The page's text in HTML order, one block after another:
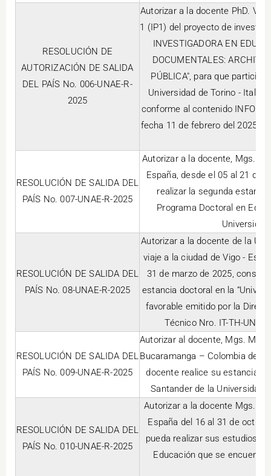
RESOLUCIÓN DE
AUTORIZACIÓN DE SALIDA
DEL PAÍS No. 006-UNAE-R-
2025
Autorizar a la docente PhD.
1 (IP1) del proyecto de
INVESTIGADORA EN
DOCUMENTALES:
PÚBLICA", para que
Universidad de Torino - Italia,
conforme al contenido
fecha 11 de febrero del 2025,
RESOLUCIÓN DE SALIDA DEL
PAÍS No. 007-UNAE-R-2025
Autorizar a la docente, Mgs.
España, desde el 05 al 21 de
realizar la segunda
Programa Doctoral en
RESOLUCIÓN DE SALIDA DEL
PAÍS No. 08-UNAE-R-2025
Autorizar a la docente de la
viaje a la ciudad de Vigo -
31 de marzo de 2025,
estancia doctoral en la
favorable emitido por la
Técnico Nro. IT-TH-
RESOLUCIÓN DE SALIDA DEL
PAÍS No. 009-UNAE-R-2025
Autorizar al docente, Mgs.
Bucaramanga – Colombia
docente realice su estancia
Santander de la Universidad
RESOLUCIÓN DE SALIDA DEL
PAÍS No. 010-UNAE-R-2025
Autorizar a la docente Mgs.
España del 16 al 31 de
pueda realizar sus estudios
Educación que se